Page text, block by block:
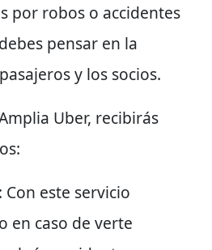
por robos o accidentes
pensar en la
y los socios.
Uber, recibirás
: Con este servicio
en caso de verte